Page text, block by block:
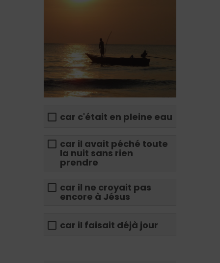
car c'était en pleine eau
car il avait péché toute
la nuit sans rien
prendre
car il ne croyait pas
encore à Jésus
car il faisait déjà jour